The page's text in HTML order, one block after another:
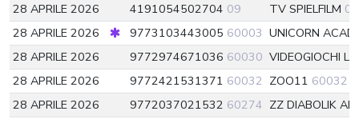
28 APRILE 2026
4191054502704 09 TV SPIELFILM 09
28 APRILE 2026
9773103443005 60003 UNICORN
28 APRILE 2026
9772974671036 60030 VIDEOGIOCHI
28 APRILE 2026
9772421531371 60032 ZOO11 60032
28 APRILE 2026
9772037021532 60274 ZZ DIABOLIK